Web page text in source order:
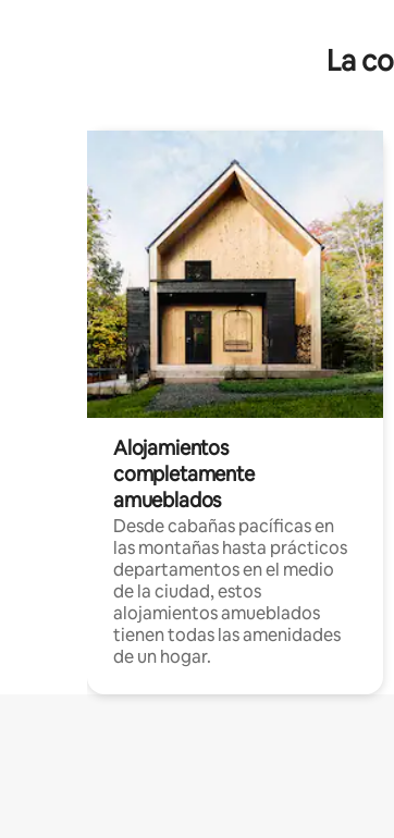
La
Alojamientos
completamente
amueblados
Desde cabañas pacíficas en
las montañas hasta prácticos
departamentos en el medio
de la ciudad, estos
alojamientos amueblados
tienen todas las amenidades
de un hogar.